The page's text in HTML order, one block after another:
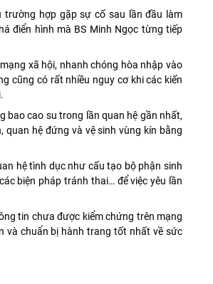
trường hợp gặp sự cố sau lần đầu làm
điển hình mà BS Minh Ngọc từng tiếp
xã hội, nhanh chóng hòa nhập vào
cũng có rất nhiều nguy cơ khi các kiến
bao cao su trong lần quan hệ gần nhất,
hệ đứng và vệ sinh vùng kín bằng
hệ tình dục như cấu tạo bộ phận sinh
biện pháp tránh thai… để việc yêu lần
tin chưa được kiểm chứng trên mạng
và chuẩn bị hành trang tốt nhất về sức